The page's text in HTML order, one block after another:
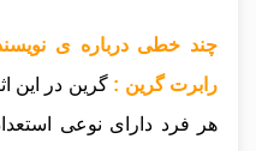
چند خطی درباره ی
رابرت گرین : گرین در این
هر فرد دارای نوعی